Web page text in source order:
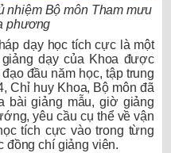
Bộ môn Tham mưu
phương
dạy học tích cực là một
dạy của Khoa được
đầu năm học, tập trung
Chỉ huy Khoa, Bộ môn đã
bài giảng mẫu, giờ giảng
yêu cầu cụ thể về vận
tích cực vào trong từng
đồng chí giảng viên.